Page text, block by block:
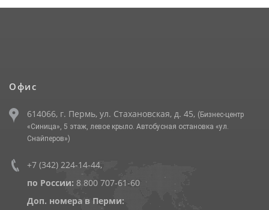
Офис
614066, г. Пермь, ул. Стахановская, д. 45, (Бизнес-центр
«Синица», 5 этаж, левое крыло. Автобусная остановка «ул.
Снайперов»)
+7 (342) 224-14-44,
по России: 8 800 707-61-60
Доп. номера в Перми: